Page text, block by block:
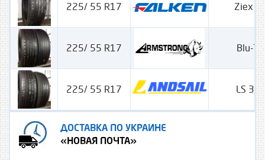
225/ 55 R17 Ziex
225/ 55 R17 Blu-
225/ 55 R17 LS
ДОСТАВКА ПО УКРАИНЕ
«НОВАЯ ПОЧТА»